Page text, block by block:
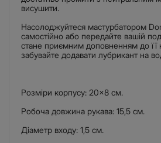
висушити.
Насолоджуйтеся мастурбатором
самостійно або передайте вашій
стане приємним доповненням до її
забувайте додавати лубрикант на
Розміри корпусу: 20×8 см.
Робоча довжина рукава: 15,5 см.
Діаметр входу: 1,5 см.